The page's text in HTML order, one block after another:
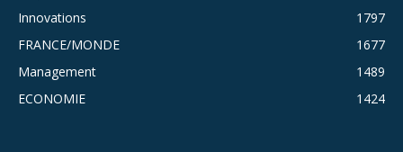
Innovations
1797
FRANCE/MONDE
1677
Management
1489
ECONOMIE
1424